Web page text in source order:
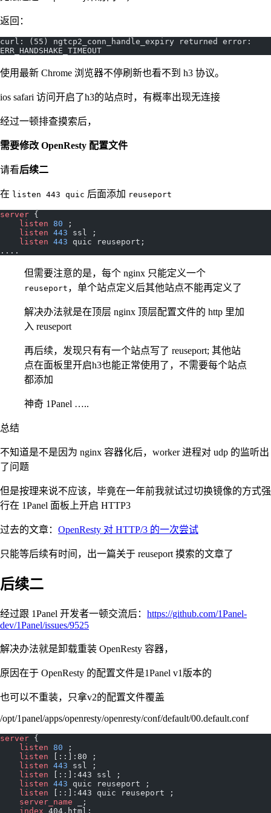
返回：
curl: (55) ngtcp2_conn_handle_expiry returned error:
ERR_HANDSHAKE_TIMEOUT
使用最新 Chrome 浏览器不停刷新也看不到 h3 协议。
ios safari 访问开启了h3的站点时，有概率出现无连接
经过一顿排查摸索后，
需要修改 OpenResty 配置文件
请看后续二
在 listen 443 quic 后面添加 reuseport
server {
    listen
80 ;
    listen
443 ssl ;
    listen
443 quic reuseport;
....
但需要注意的是，每个 nginx 只能定义一个
reuseport ，单个站点定义后其他站点不能再定义了
解决办法就是在顶层 nginx 顶层配置文件的 http 里加
入 reuseport
再后续，发现只有有一个站点写了 reuseport; 其他站
点在面板里开启h3也能正常使用了，不需要每个站点
都添加
神奇 1Panel …..
总结
不知道是不是因为 nginx 容器化后，worker 进程对 udp 的监听出
了问题
但是按理来说不应该，毕竟在一年前我就试过切换镜像的方式强
行在 1Panel 面板上开启 HTTP3
过去的文章： OpenResty 对 HTTP/3 的一次尝试
只能等后续有时间，出一篇关于 reuseport 摸索的文章了
后续二
经过跟 1Panel 开发者一顿交流后： https://github.com/1Panel-
dev/1Panel/issues/9525
解决办法就是卸载重装 OpenResty 容器，
原因在于 OpenResty 的配置文件是1Panel v1版本的
也可以不重装，只拿v2的配置文件覆盖
/opt/1panel/apps/openresty/openresty/conf/default/00.default.conf
server {
    listen
80 ;
    listen
[::]:80 ;
    listen
443 ssl ;
    listen
[::]:443 ssl ;
    listen
443 quic reuseport ;
    listen
[::]:443 quic reuseport ;
    server_name
_;
    index
404.html;